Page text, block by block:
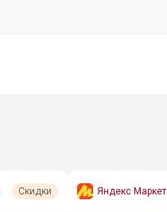
Скидки Яндекс Маркет